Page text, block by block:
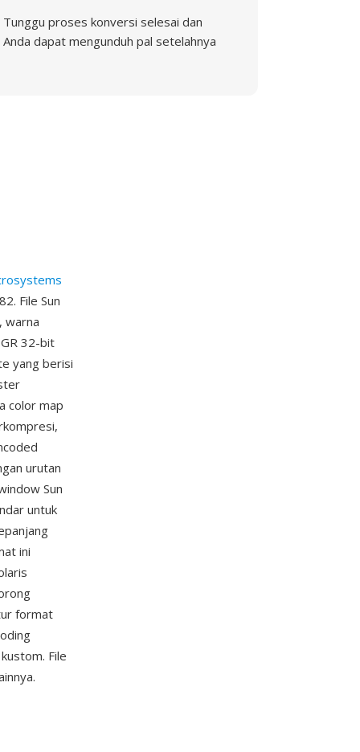
Tunggu proses konversi selesai dan
Anda dapat mengunduh pal setelahnya
File Sun
warna
32-bit
yang berisi
color map
urutan
Sun
untuk
ini
format
File